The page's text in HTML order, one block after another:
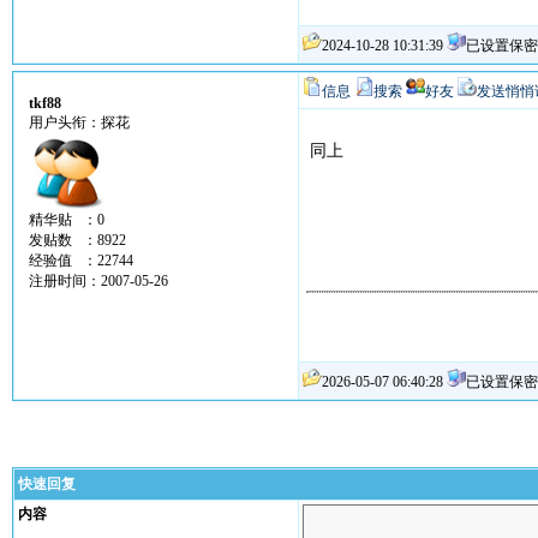
2024-10-28 10:31:39 已设置保密
tkf88
用户头衔：探花
精华贴 ：0
发贴数 ：8922
经验值 ：22744
注册时间：2007-05-26
信息 搜索 好友 发送悄悄
同上
2026-05-07 06:40:28 已设置保密
快速回复
内容